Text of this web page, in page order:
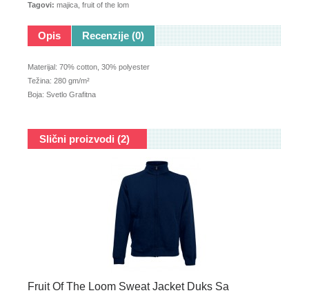
Tagovi: majica fruit of the lom
Opis Recenzije (0)
Materijal: 70% cotton, 30% polyester
Težina: 280 gm/m²
Boja: Svetlo Grafitna
Slični proizvodi (2)
Fruit Of The Loom Sweat Jacket Duks Sa